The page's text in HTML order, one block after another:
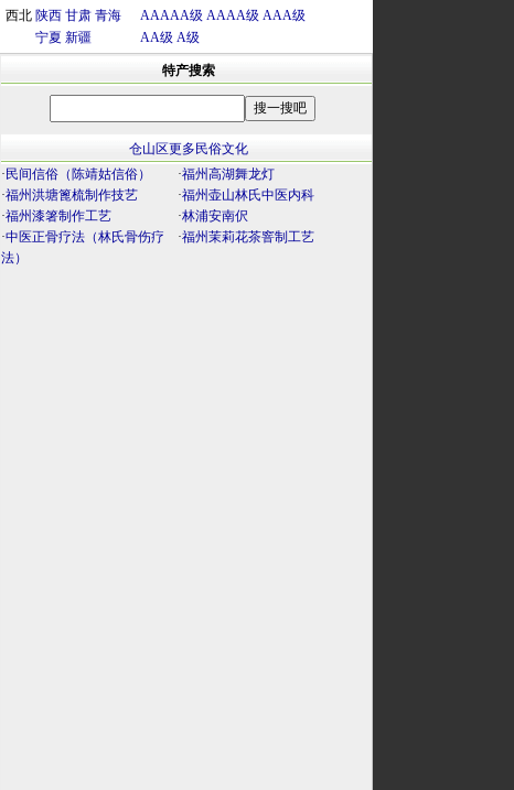
西北 陕西 甘肃 青海
宁夏 新疆
AAAAA级 AAAA级 AAA级
AA级 A级
特产搜索
仓山区更多民俗文化
· 民间信俗（陈靖姑信俗） ·福州高湖舞龙灯
·福州洪塘篦梳制作技艺 ·福州壶山林氏中医内科
·福州漆箸制作工艺 ·林浦安南伬
·中医正骨疗法（林氏骨伤疗
法）
·福州茉莉花茶窨制工艺